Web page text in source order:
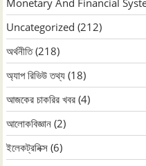
Monetary And Financial
Uncategorized (212)
অর্থনীতি(218)
অ্যাপ রিভিউ তথ্য (18)
আজকের চাকরির খবর (4)
আলোকবিজ্ঞান (2)
ইলেকট্রনিক্স (6)